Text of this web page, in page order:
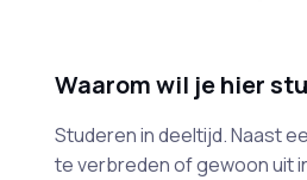
Waarom wil je hier
Studeren in deeltijd. Naast
te verbreden of gewoon uit